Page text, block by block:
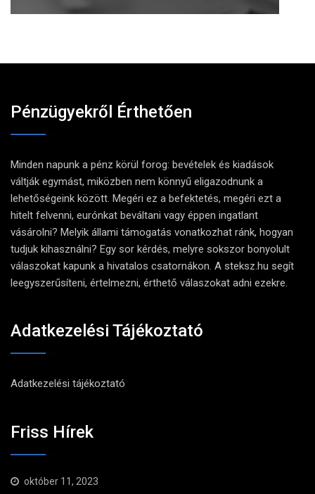
Pénzügyekről Érthetően
Minden napunk a pénz körül forog: bevételek és kiadások
váltják egymást, miközben nem könnyű eligazodnunk a
lehetőségeink között. Megéri ez a befektetés, megéri ezt a
hitelt felvenni, eurónkat beváltani vagy éppen ingatlant
vásárolni? Melyik állami támogatás vonatkozhat ránk, hogyan
tudjuk kihasználni? Egy sor kérdés, melyre sokszor bonyolult
válaszokat kapunk a hivatalos csatornákon. A steksz.hu segít
leegyszerűsíteni, értelmezni, érthető válaszokat adni ezekre.
Adatkezelési Tájékoztató
Adatkezelési tájékoztató
Friss Hírek
október 11, 2023